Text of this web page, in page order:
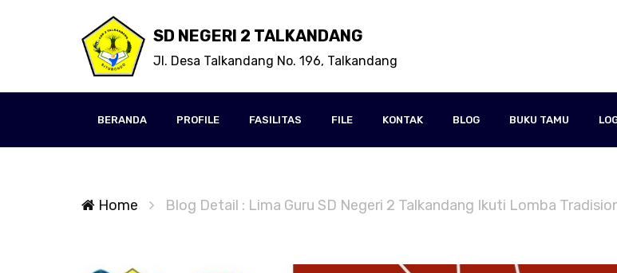
SD NEGERI 2 TALKANDANG
Jl. Desa Talkandang No. 196, Talkandang
BERANDA PROFILE FASILITAS FILE KONTAK BLOG BUKU TAMU
Home Blog Detail : Lima Guru SD Negeri 2 Talkandang Ikuti Lomba